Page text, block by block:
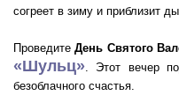
согреет в зиму и приблизит
ПроведитеДень Святого
«Шульц». Этот вечер
безоблачного счастья.